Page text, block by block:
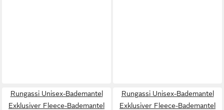
Rungassi Unisex-Bademantel
Exklusiver Fleece-Bademantel
Rungassi Unisex-Bademantel
Exklusiver Fleece-Bademantel